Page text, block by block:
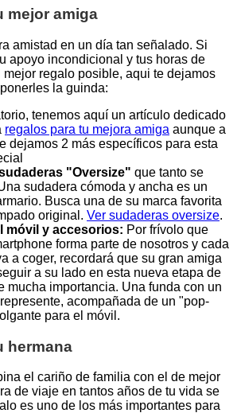
mejor amiga
amistad en un día tan señalado. Si
apoyo incondicional y tus horas de
regalo posible, aqui te dejamos
la guinda:
tenemos aquí un artículo dedicado
regalos para tu mejora amiga aunque a
dejamos 2 más específicos para esta
"Oversize" que tanto se
sudadera cómoda y ancha es un
Busca una de su marca favorita
original. Ver sudaderas oversize.
móvil y accesorios: Por frívolo que
forma parte de nosotros y cada
a coger, recordará que su gran amiga
a su lado en esta nueva etapa de
mucha importancia. Una funda con un
acompañada de un "pop-
para el móvil.
hermana
el cariño de familia con el de mejor
de viaje en tantos años de tu vida se
es uno de los más importantes para